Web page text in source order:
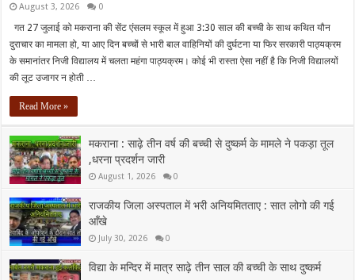
August 3, 2026 0
गत 27 जुलाई को मकराना की सेंट एंसलम स्कूल में हुआ 3:30 साल की बच्ची के साथ कथित यौन
दुराचार का मामला हो, या आए दिन बच्चों से भारी बाल वाहिनियों की दुर्घटना या फिर सरकारी पाठ्यक्रम
के समानांतर निजी विद्यालय में चलता महंगा पाठ्यक्रम। कोई भी रास्ता ऐसा नहीं है कि निजी विद्यालयों
की लूट उजागर न होती …
Read More »
मकराना : साढ़े तीन वर्ष की बच्ची से दुष्कर्म के मामले ने पकड़ा तूल
,धरना प्रदर्शन जारी
August 1, 2026 0
राजकीय जिला अस्पताल में भरी अनियमितताए : सात लोगो की गई
आँखे
July 30, 2026 0
विद्या के मन्दिर में मात्र साढ़े तीन साल की बच्ची के साथ दुष्कर्म